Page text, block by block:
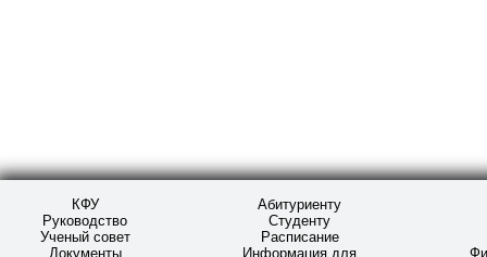
КФУ
Руководство
Ученый совет
Документы
Абитуриенту
Студенту
Расписание
Информация для